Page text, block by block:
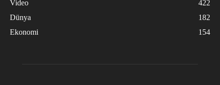
Video
422
Dünya
182
Ekonomi
154